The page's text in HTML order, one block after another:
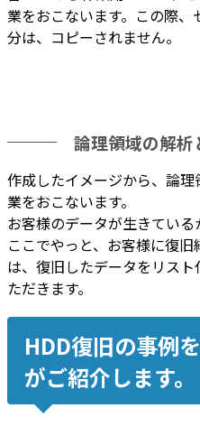
業をおこないます。この際
分は、コピーされません。
論理領域の解
作成したイメージから、論
業をおこないます。
お客様のデータが生きている
ここでやっと、お客様に復
は、復旧したデータをリス
ただきます。
HDD復旧の事例
がご紹介します。